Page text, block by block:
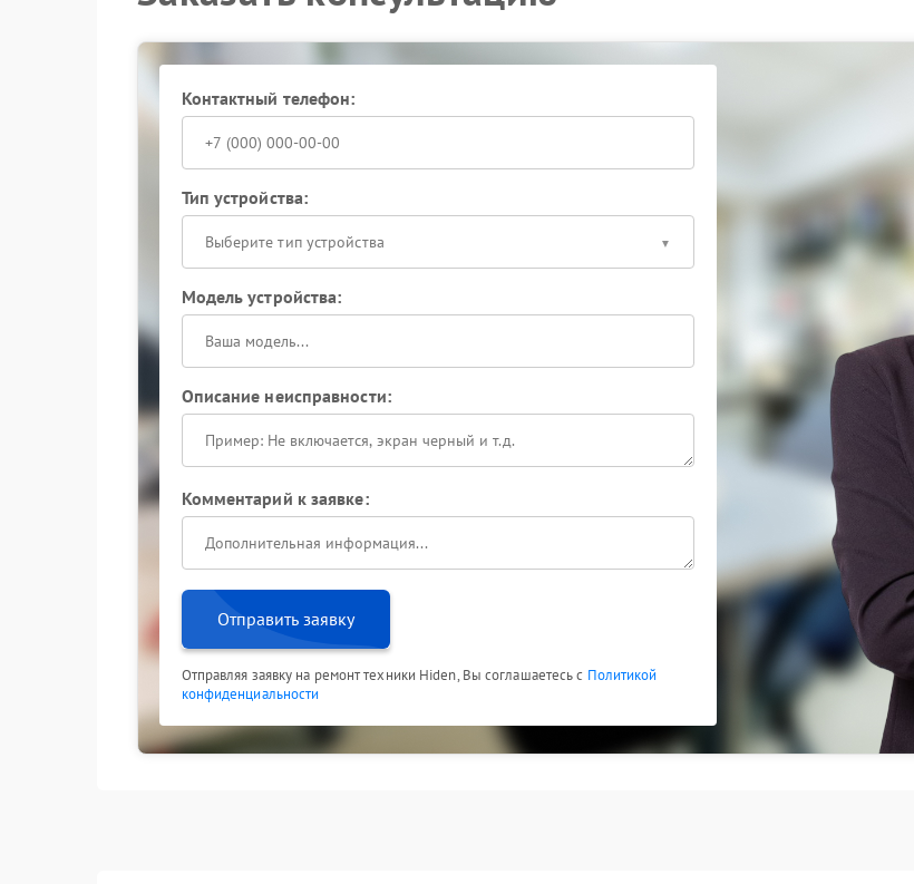
надежность соединений и сохранить расчетные характеристики устройства. Сервисный центр Hiden
Запишитесь на диагностику, чтобы оперативно вернуть ИБП в стабильный режим эксплуатации.
Контактный телефон:
Тип устройства:
Выберите тип устройства
Модель устройства:
Описание неисправности:
Комментарий к заявке:
Отправить заявку
Отправляя заявку на ремонт техники Hiden, Вы соглашаетесь с Политикой
конфиденциальности